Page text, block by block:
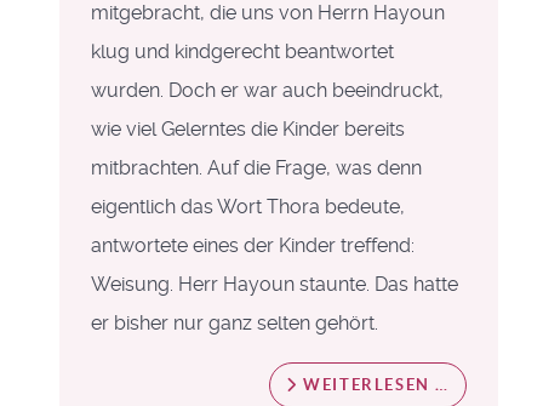
mitgebracht, die uns von Herrn Hayoun
klug und kindgerecht beantwortet
wurden. Doch er war auch beeindruckt,
wie viel Gelerntes die Kinder bereits
mitbrachten. Auf die Frage, was denn
eigentlich das Wort Thora bedeute,
antwortete eines der Kinder treffend:
Weisung. Herr Hayoun staunte. Das hatte
er bisher nur ganz selten gehört.
WEITERLESEN …